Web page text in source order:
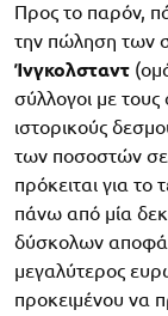
Προς το παρόν,
την πώληση των
Ίνγκολσταντ
σύλλογοι με τους
ιστορικούς
των ποσοστών
πρόκειται για
πάνω από μία
δύσκολων
μεγαλύτερος
προκειμένου να